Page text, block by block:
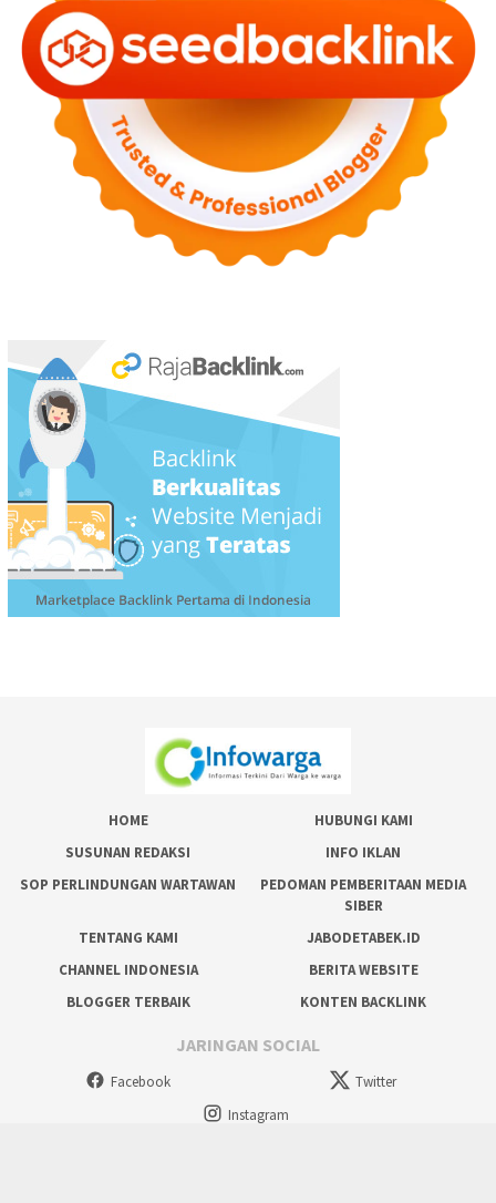
HOME
HUBUNGI KAMI
SUSUNAN REDAKSI
INFO IKLAN
SOP PERLINDUNGAN WARTAWAN
PEDOMAN PEMBERITAAN MEDIA
SIBER
TENTANG KAMI
JABODETABEK.ID
CHANNEL INDONESIA
BERITA WEBSITE
BLOGGER TERBAIK
KONTEN BACKLINK
JARINGAN SOCIAL
Facebook
Twitter
Instagram